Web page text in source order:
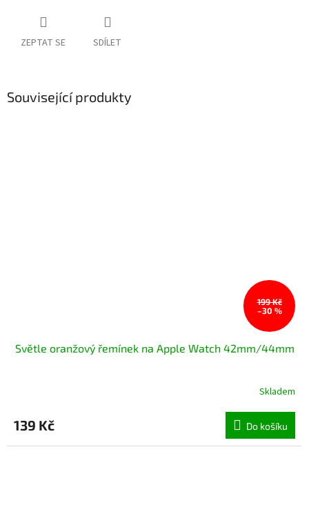
ZEPTAT SE SDÍLET
Související produkty
199 Kč
–30 %
Světle oranžový řemínek na Apple Watch 42mm/44mm
produktu
je
4,9
Skladem
139 Kč Do košíku